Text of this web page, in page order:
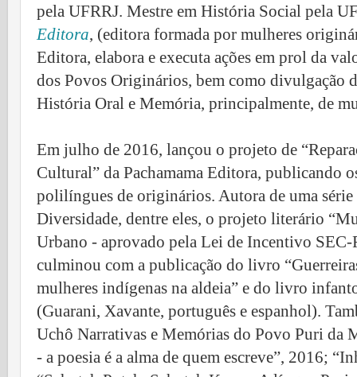
pela UFRRJ. Mestre em História Social pela
Editora, (editora formada por mulheres
Editora, elabora e executa ações em prol da
dos Povos Originários, bem como divulgação
História Oral e Memória, principalmente, de
Em julho de 2016, lançou o projeto de
Cultural” da Pachamama Editora, publicando
polilíngues de originários. Autora de uma série
Diversidade, dentre eles, o projeto literário
Urbano - aprovado pela Lei de Incentivo
culminou com a publicação do livro
mulheres indígenas na aldeia” e do livro
(Guarani, Xavante, português e espanhol).
Uchô Narrativas e Memórias do Povo Puri da
- a poesia é a alma de quem escreve”, 2016;